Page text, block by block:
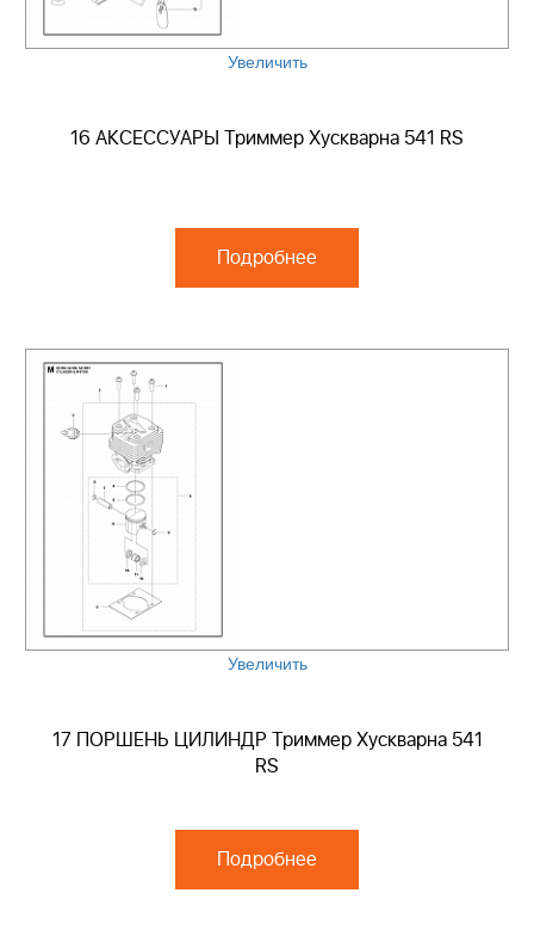
Увеличить
16 АКСЕССУАРЫ Триммер Хускварна 541 RS
Подробнее
Увеличить
17 ПОРШЕНЬ ЦИЛИНДР Триммер Хускварна 541
RS
Подробнее